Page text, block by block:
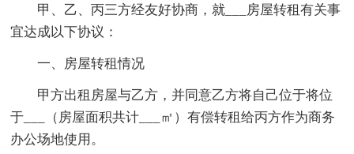
甲、乙、丙三方经友好协商，就___房屋转租有关事
宜达成以下协议：
一、房屋转租情况
甲方出租房屋与乙方，并同意乙方将自己位于将位
于___（房屋面积共计___㎡）有偿转租给丙方作为商务
办公场地使用。